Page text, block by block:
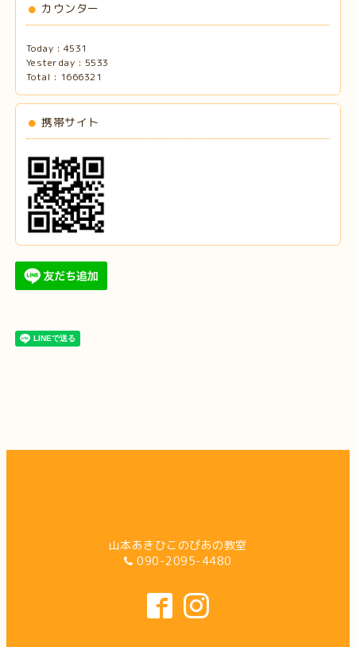
カウンター
Today : 4531
Yesterday : 5533
Total : 1666321
携帯サイト
山本あきひこのぴあの教室
090-2095-4480